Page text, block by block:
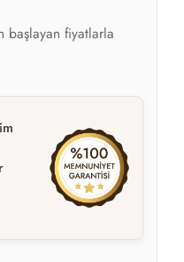
başlayan fiyatlarla